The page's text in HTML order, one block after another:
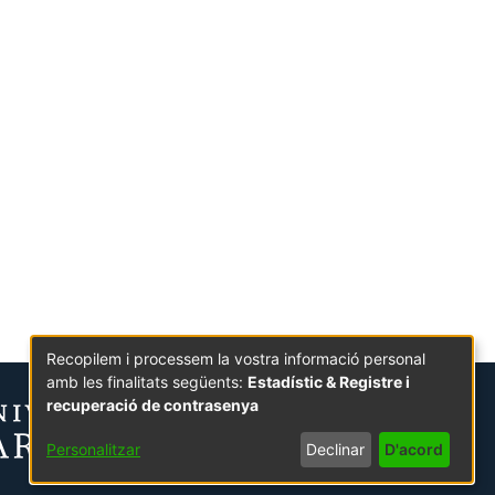
Recopilem i processem la vostra informació personal
amb les finalitats següents: Estadístic & Registre i
recuperació de contrasenya
Personalitzar Declinar D'acord